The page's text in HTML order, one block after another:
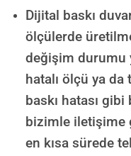
Dijital baskı
ölçülerde
değişim durumu
hatalı ölçü ya da
baskı hatası
bizimle iletişime
en kısa sürede